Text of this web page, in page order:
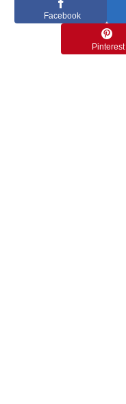
Facebook
Pinterest